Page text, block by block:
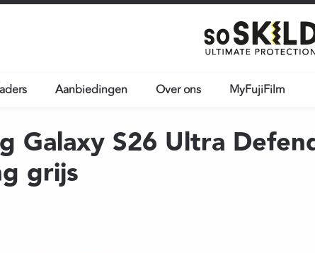
Aanbiedingen Over ons MyFujiFilm
Galaxy S26 Ultra
grijs